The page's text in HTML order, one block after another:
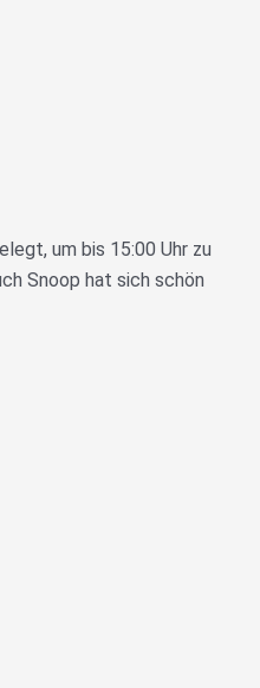
um bis 15:00 Uhr zu
Snoop hat sich schön